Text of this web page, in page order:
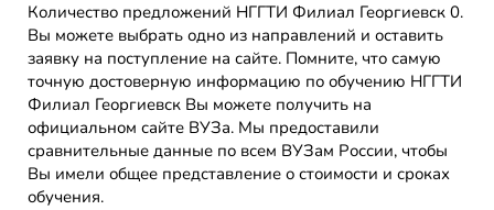
Количество предложений НГГТИ Филиал Георгиевск 0.
Вы можете выбрать одно из направлений и оставить
заявку на поступление на сайте. Помните, что самую
точную достоверную информацию по обучению НГГТИ
Филиал Георгиевск Вы можете получить на
официальном сайте ВУЗа. Мы предоставили
сравнительные данные по всем ВУЗам России, чтобы
Вы имели общее представление о стоимости и сроках
обучения.